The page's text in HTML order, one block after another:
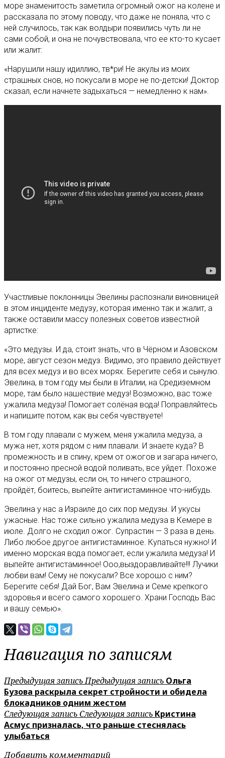
море знаменитость заметила огромный ожог на колене и
рассказала по этому поводу, что даже не поняла, что с
ней случилось, так как волдыри появились чуть ли не
сами собой, и она не почувствовала, что ее кто-то кусает
или жалит:
«Нарушили нашу идиллию, тв*ри! Не акулы из моих
страшных снов, но покусали в море не по-детски! Доктор
сказал, если начнете задыхаться — немедленно к нам».
Участливые поклонницы Эвелины распознали виновницей
в этом инциденте медузу, которая именно так и жалит, а
также оставили массу полезных советов известной
артистке:
«Это медузы. И да, стоит знать, что в Чёрном и Азовском
море, август сезон медуз. Видимо, это правило действует
для всех медуз и во всех морях. Берегите себя и сынулю.
Эвелина, в том году мы были в Италии, на Средиземном
море, там было нашествие медуз! Возможно, вас тоже
ужалила медуза! Помогает солёная вода! Поправляйтесь
и напишите потом, как вы себя чувствуете!
В том году плавали с мужем, меня ужалила медуза, а
мужа нет, хотя рядом с ним плавали. И знаете куда? В
промежность и в спину, крем от ожогов и загара ничего,
и постоянно пресной водой поливать, все уйдет. Похоже
на ожог от медузы, если он, то ничего страшного,
пройдёт, боитесь, выпейте антигистаминное что-нибудь.
Эвелина у нас а Израиле до сих пор медузы. И укусы
ужасные. Нас тоже сильно ужалила медуза в Кемере в
июле. Долго не сходил ожог. Супрастин — 3 раза в день.
Либо любое другое антигистаминное. Купаться нужно! И
именно морская вода помогает, если ужалила медуза! И
выпейте антигистаминное! Ооо,выздоравливайте!!! Лучики
любви вам! Сему не покусали? Все хорошо с ним?
Берегите себя! Дай Бог, Вам Эвелина и Семе крепкого
здоровья и всего самого хорошего. Храни Господь Вас
и вашу семью».
Навигация по записям
Предыдущая записьПредыдущая запись Ольга
Бузова раскрыла секрет стройности и обидела
блокадников одним жестом
Следующая запись Следующая запись Кристина
Асмус призналась, что раньше стеснялась
улыбаться
Добавить комментарий